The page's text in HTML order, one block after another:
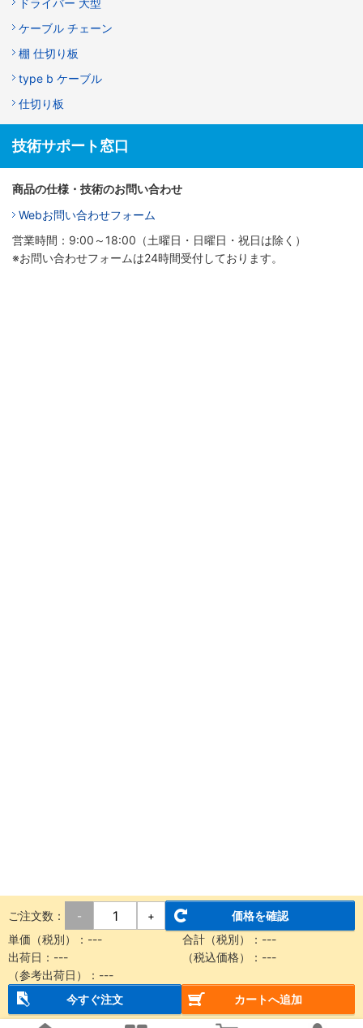
ドライバー 大型
ケーブル チェーン
棚 仕切り板
type b ケーブル
仕切り板
技術サポート窓口
商品の仕様・技術のお問い合わせ
Webお問い合わせフォーム
営業時間：9:00～18:00（土曜日・日曜日・祝日は除く）
※お問い合わせフォームは24時間受付しております。
ご注文数： - +
価格を確認
単価（税別）： --- 合計（税別）： ---
出荷日： --- （税込価格）： ---
（参考出荷日）： ---
今すぐ注文
カートへ追加